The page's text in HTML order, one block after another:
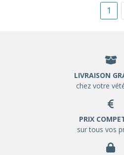
1
LIVRAISON
chez votre
PRIX
sur tous vos